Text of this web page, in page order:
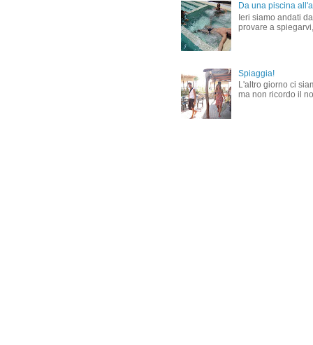
Da una piscina
Ieri siamo andati
provare a
Spiaggia!
L'altro giorno ci
ma non ricordo il